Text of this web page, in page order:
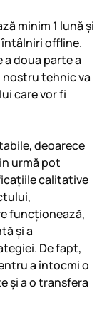
minim 1 lună și
întâlniri offline.
doua parte a
tehnic va
care vor fi
deoarece
urmă pot
calitative
funcționează,
și a
De fapt,
a întocmi o
și a o transfera